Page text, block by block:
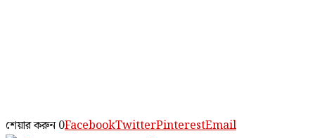
শেয়ার করুন 0FacebookTwitterPinterestEmail